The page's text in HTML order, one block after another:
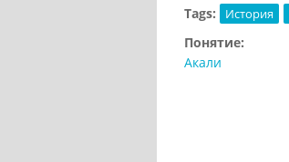
Tags: История
Понятие:
Акали